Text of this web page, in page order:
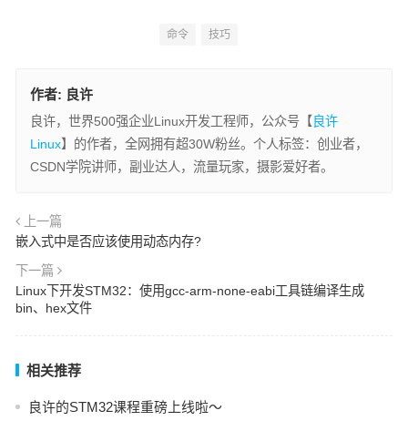
命令 技巧
作者: 良许
良许，世界500强企业Linux开发工程师，公众号【 良许
Linux】的作者，全网拥有超30W粉丝。个人标签：创业者，
CSDN学院讲师，副业达人，流量玩家，摄影爱好者。
上一篇
嵌入式中是否应该使用动态内存?
下一篇
Linux下开发STM32：使用gcc-arm-none-eabi工具链编译生成
bin、hex文件
相关推荐
良许的STM32课程重磅上线啦～